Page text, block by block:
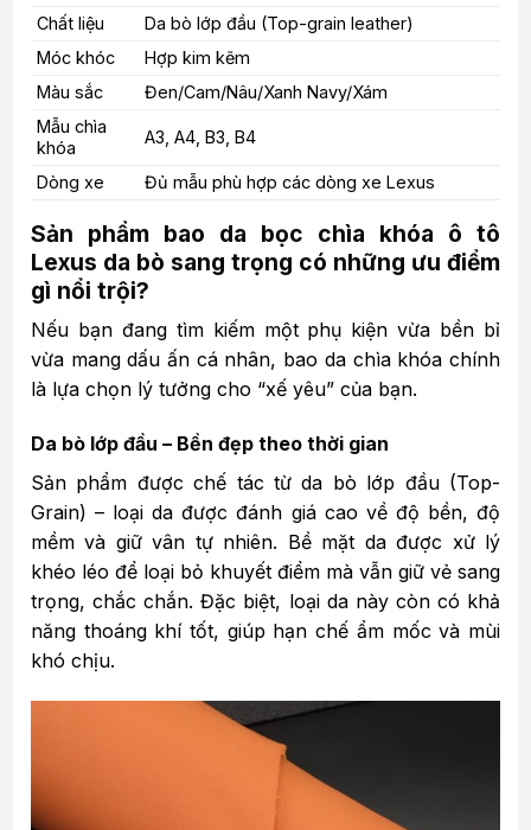
Chất liệu
Da bò lớp đầu (Top-grain leather)
Móc khóc
Hợp kim kẽm
Màu sắc
Đen/Cam/Nâu/Xanh Navy/Xám
Mẫu chìa
khóa
A3, A4, B3, B4
Dòng xe Đủ mẫu phù hợp các dòng xe Lexus
Sản phẩm bao da bọc chìa khóa ô tô
Lexus da bò sang trọng có những ưu điểm
gì nổi trội?
Nếu bạn đang tìm kiếm một phụ kiện vừa bền bỉ
vừa mang dấu ấn cá nhân, bao da chìa khóa chính
là lựa chọn lý tưởng cho “xế yêu” của bạn.
Da bò lớp đầu – Bền đẹp theo thời gian
Sản phẩm được chế tác từ da bò lớp đầu (Top-
Grain) – loại da được đánh giá cao về độ bền, độ
mềm và giữ vân tự nhiên. Bề mặt da được xử lý
khéo léo để loại bỏ khuyết điểm mà vẫn giữ vẻ sang
trọng, chắc chắn. Đặc biệt, loại da này còn có khả
năng thoáng khí tốt, giúp hạn chế ẩm mốc và mùi
khó chịu.